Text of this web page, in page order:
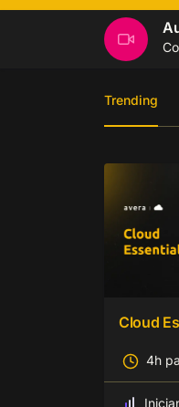
Trending
Cloud
4h